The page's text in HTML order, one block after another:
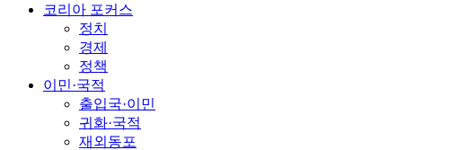
코리아 포커스
정치
경제
정책
이민·국적
출입국·이민
귀화·국적
재외동포